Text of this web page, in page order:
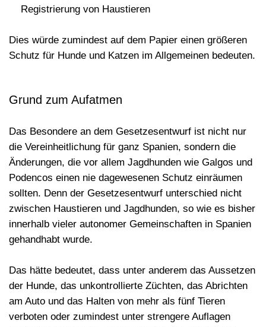
Registrierung von Haustieren
Dies würde zumindest auf dem Papier einen größeren
Schutz für Hunde und Katzen im Allgemeinen bedeuten.
Grund zum Aufatmen
Das Besondere an dem Gesetzesentwurf ist nicht nur
die Vereinheitlichung für ganz Spanien, sondern die
Änderungen, die vor allem Jagdhunden wie Galgos und
Podencos einen nie dagewesenen Schutz einräumen
sollten. Denn der Gesetzesentwurf unterschied nicht
zwischen Haustieren und Jagdhunden, so wie es bisher
innerhalb vieler autonomer Gemeinschaften in Spanien
gehandhabt wurde.
Das hätte bedeutet, dass unter anderem das Aussetzen
der Hunde, das unkontrollierte Züchten, das Abrichten
am Auto und das Halten von mehr als fünf Tieren
verboten oder zumindest unter strengere Auflagen